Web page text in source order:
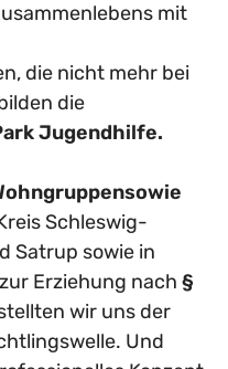
mit
die nicht mehr bei
die
Jugendhilfe.
sowie
Schleswig-
Satrup sowie in
Erziehung nach §
wir uns der
Und